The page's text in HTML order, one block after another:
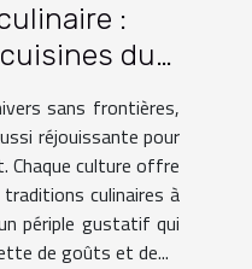
:
du
le voyage
sans frontières,
réjouissante pour
Chaque culture offre
culinaires à
périple gustatif qui
de goûts et de...